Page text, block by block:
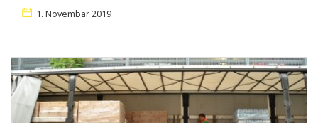
1. Novembar 2019